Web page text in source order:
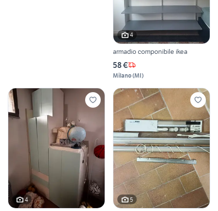
4
armadio componibile ikea
58 €
Milano(MI)
4 5